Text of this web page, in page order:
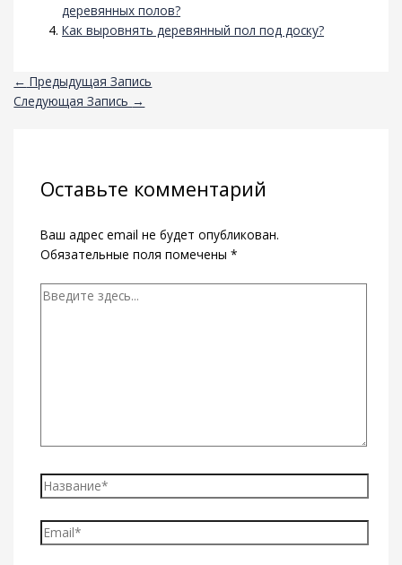
деревянных полов?
Как выровнять деревянный пол под доску?
← Предыдущая Запись
Следующая Запись →
Оставьте комментарий
Ваш адрес email не будет опубликован.
Обязательные поля помечены *
Введите
Название*
Email*